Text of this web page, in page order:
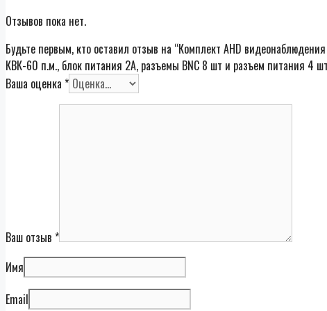
Отзывов пока нет.
Будьте первым, кто оставил отзыв на “Комплект AHD
КВК-60 п.м., блок питания 2А, разъемы BNC 8 шт и разъем питания 4
Ваша оценка *
Ваш отзыв *
Имя
Email